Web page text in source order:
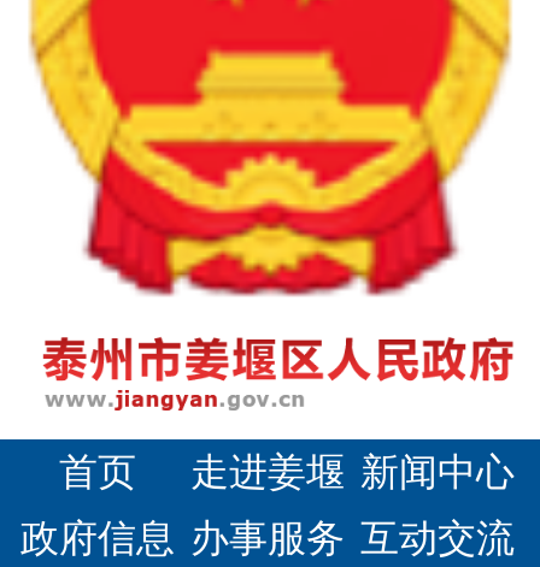
首页 走进姜堰 新闻中心
政府信息 办事服务 互动交流